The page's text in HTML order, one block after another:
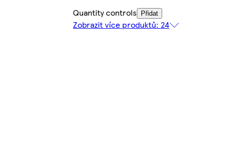
Quantity controls
Přidat
Zobrazit více produktů: 24